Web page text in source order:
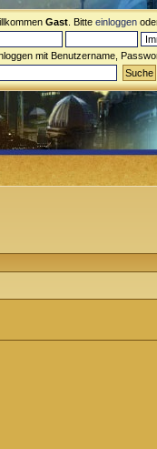
Gast . Bitte einloggen
mit Benutzername,